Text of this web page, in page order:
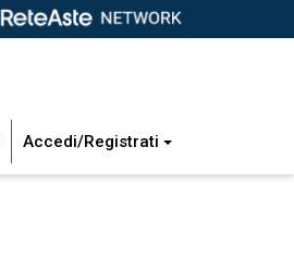
Accedi/Registrati